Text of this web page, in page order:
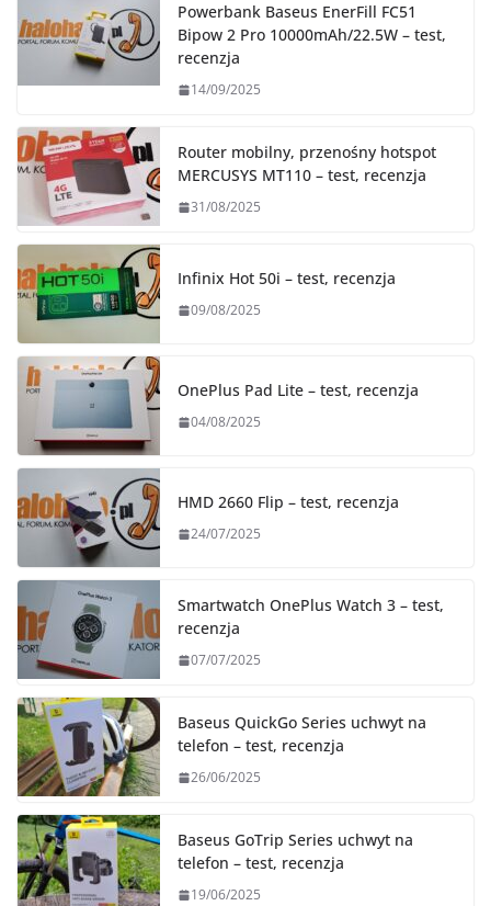
Powerbank Baseus EnerFill FC51
Bipow 2 Pro 10000mAh/22.5W – test,
recenzja
14/09/2025
Router mobilny, przenośny hotspot
MERCUSYS MT110 – test, recenzja
31/08/2025
Infinix Hot 50i – test, recenzja
09/08/2025
OnePlus Pad Lite – test, recenzja
04/08/2025
HMD 2660 Flip – test, recenzja
24/07/2025
Smartwatch OnePlus Watch 3 – test,
recenzja
07/07/2025
Baseus QuickGo Series uchwyt na
telefon – test, recenzja
26/06/2025
Baseus GoTrip Series uchwyt na
telefon – test, recenzja
19/06/2025